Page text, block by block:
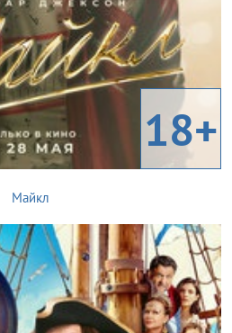
18+
Майкл